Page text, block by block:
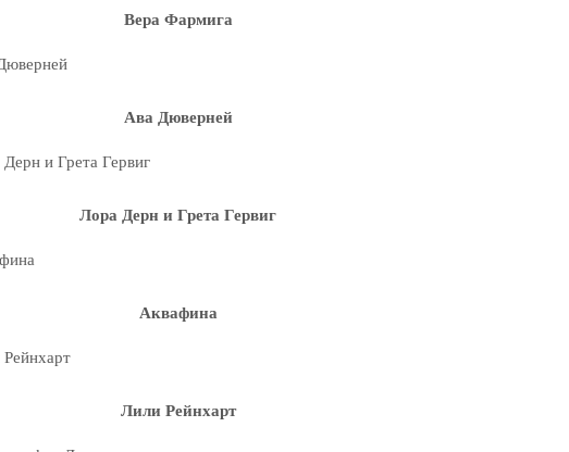
Вера Фармига
Ава Дюверней
Лора Дерн и Грета Гервиг
Аквафина
Лили Рейнхарт